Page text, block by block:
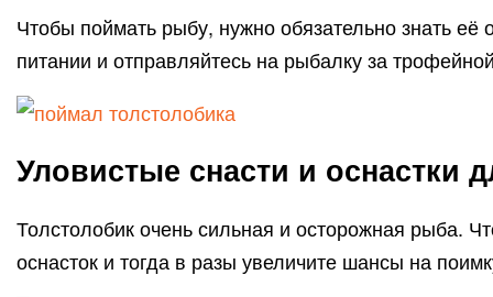
Чтобы поймать рыбу, нужно обязательно знать её
питании и отправляйтесь на рыбалку за
Уловистые снасти и оснастки
Толстолобик очень сильная и осторожная рыба.
оснасток и тогда в разы увеличите шансы на